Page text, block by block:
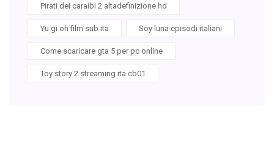
Pirati dei caraibi 2 altadefinizione hd
Yu gi oh film sub ita Soy luna episodi italiani
Come scaricare gta 5 per pc online
Toy story 2 streaming ita cb01